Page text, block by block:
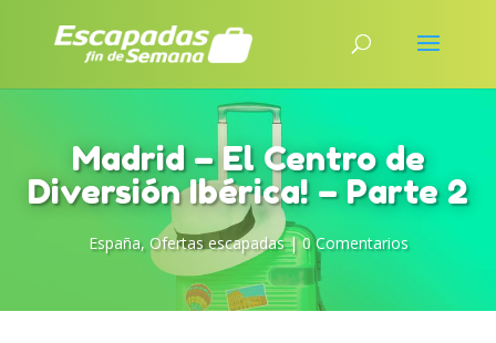
Madrid – El Centro de
Diversión Ibérica! – Parte 2
España, Ofertas escapadas|0 Comentarios